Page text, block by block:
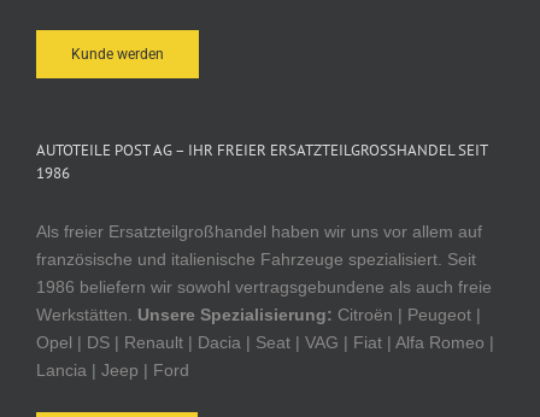
Kunde werden
AUTOTEILE POST AG – IHR FREIER ERSATZTEILGROSSHANDEL SEIT 1
986
Als freier Ersatzteilgroßhandel haben wir uns vor allem auf
französische und italienische Fahrzeuge spezialisiert. Seit
1986 beliefern wir sowohl vertragsgebundene als auch freie
Werkstätten. Unsere Spezialisierung: Citroën | Peugeot |
Opel | DS | Renault | Dacia | Seat | VAG | Fiat | Alfa Romeo |
Lancia | Jeep | Ford